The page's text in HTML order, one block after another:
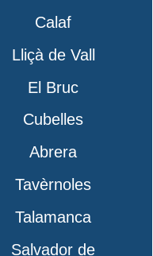
Calaf
Lliçà de Vall
El Bruc
Cubelles
Abrera
Tavèrnoles
Talamanca
Salvador de